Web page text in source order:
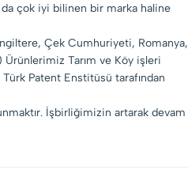
çok iyi bilinen bir marka haline
Çek Cumhuriyeti, Romanya,
Ürünlerimiz Tarım ve Köy işleri
Patent Enstitüsü tarafından
İşbirliğimizin artarak devam